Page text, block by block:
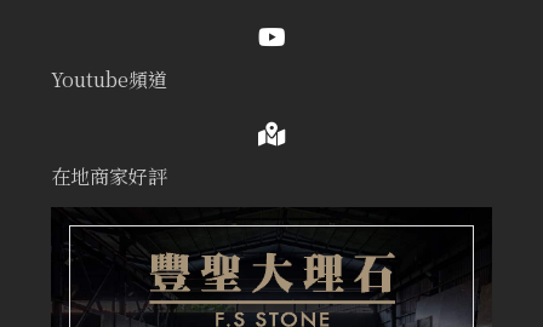
Youtube頻道
在地商家好評